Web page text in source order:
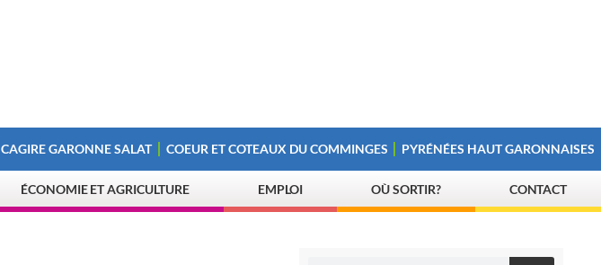
CAGIRE GARONNE SALAT COEUR ET COTEAUX DU COMMINGES PYRÉNÉES HAUT GARONNAISES
ÉCONOMIE ET AGRICULTURE EMPLOI OÙ SORTIR? CONTACT